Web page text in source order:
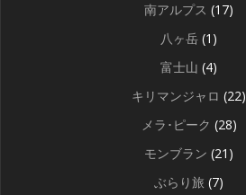
南アルプス (17)
八ヶ岳 (1)
富士山 (4)
キリマンジャロ (22)
メラ･ピーク (28)
モンブラン (21)
ぶらり旅 (7)